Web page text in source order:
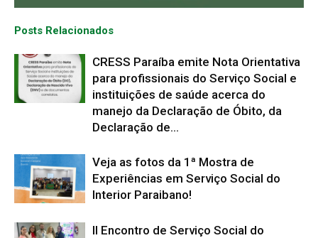
Posts Relacionados
CRESS Paraíba emite Nota Orientativa
para profissionais do Serviço Social e
instituições de saúde acerca do
manejo da Declaração de Óbito, da
Declaração de...
Veja as fotos da 1ª Mostra de
Experiências em Serviço Social do
Interior Paraibano!
II Encontro de Serviço Social do